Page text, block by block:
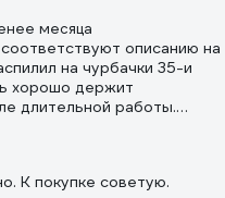
месяца
описанию на
на чурбачки 35-и
хорошо держит
длительной работы.
К покупке советую.